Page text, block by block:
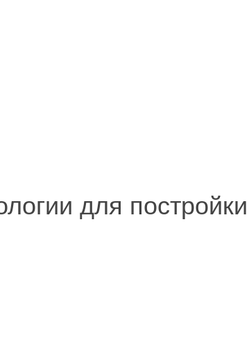
для постройки